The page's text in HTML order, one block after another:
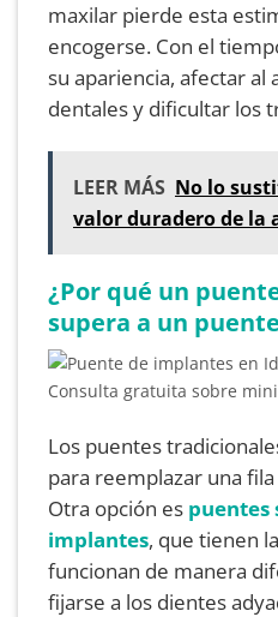
maxilar pierde esta
encogerse. Con el
su apariencia, afectar al
dentales y dificultar los
LEER MÁS No lo
valor duradero de la
¿Por qué un
supera a un
Los puentes
para reemplazar una
Otra opción es puentes
implantes, que tienen
funcionan de manera
fijarse a los dientes